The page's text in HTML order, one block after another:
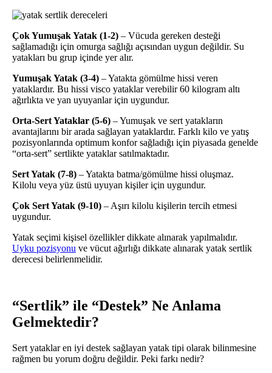
Çok Yumuşak Yatak (1-2) – Vücuda gereken desteği
sağlamadığı için omurga sağlığı açısından uygun değildir. Su
yatakları bu grup içinde yer alır.
Yumuşak Yatak (3-4) – Yatakta gömülme hissi veren
yataklardır. Bu hissi visco yataklar verebilir 60 kilogram altı
ağırlıkta ve yan uyuyanlar için uygundur.
Orta-Sert Yataklar (5-6) – Yumuşak ve sert yatakların
avantajlarını bir arada sağlayan yataklardır. Farklı kilo ve yatış
pozisyonlarında optimum konfor sağladığı için piyasada genelde
“orta-sert” sertlikte yataklar satılmaktadır.
Sert Yatak (7-8) – Yatakta batma/gömülme hissi oluşmaz.
Kilolu veya yüz üstü uyuyan kişiler için uygundur.
Çok Sert Yatak (9-10) – Aşırı kilolu kişilerin tercih etmesi
uygundur.
Yatak seçimi kişisel özellikler dikkate alınarak yapılmalıdır.
Uyku pozisyonu ve vücut ağırlığı dikkate alınarak yatak sertlik
derecesi belirlenmelidir.
“Sertlik” ile “Destek” Ne Anlama
Gelmektedir?
Sert yataklar en iyi destek sağlayan yatak tipi olarak bilinmesine
rağmen bu yorum doğru değildir. Peki farkı nedir?